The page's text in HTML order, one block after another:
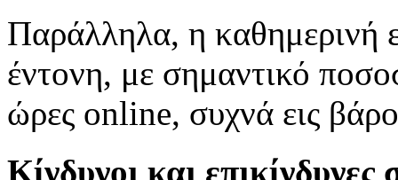
Παράλληλα, η καθημερινή
έντονη, με σημαντικό
ώρες online, συχνά εις
Κίνδυνοι και επικίνδυνες